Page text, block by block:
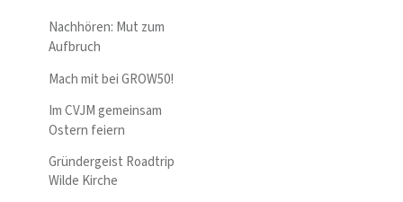
Nachhören: Mut zum
Aufbruch
Mach mit bei GROW50!
Im CVJM gemeinsam
Ostern feiern
Gründergeist Roadtrip
Wilde Kirche